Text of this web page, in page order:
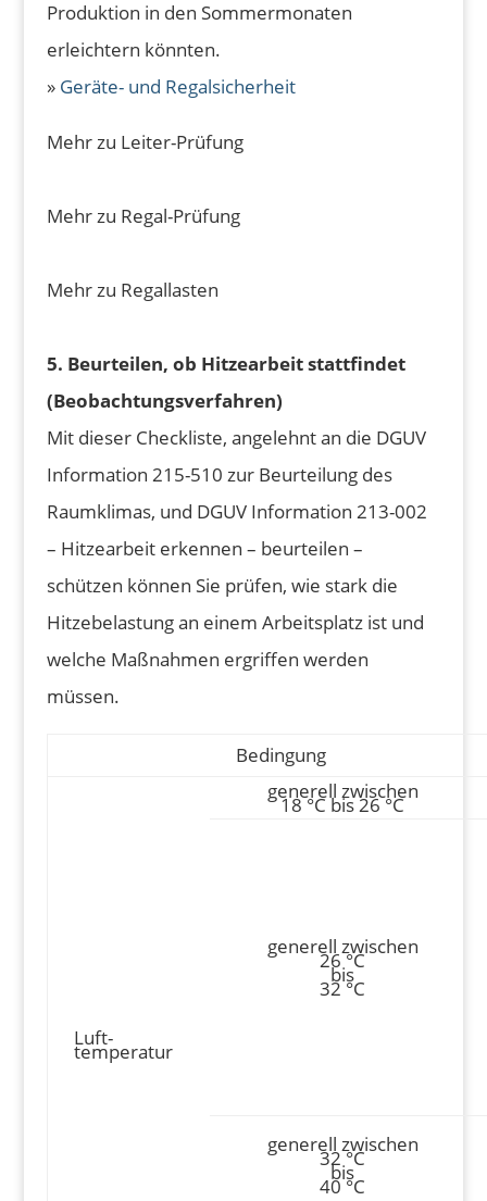
Produktion in den Sommermonaten
erleichtern könnten.
»Geräte- und Regalsicherheit
Mehr zu Leiter-Prüfung
Mehr zu Regal-Prüfung
Mehr zu Regallasten
5. Beurteilen, ob Hitzearbeit stattfindet
(Beobachtungsverfahren)
Mit dieser Checkliste, angelehnt an die DGUV
Information 215-510 zur Beurteilung des
Raumklimas, und DGUV Information 213-002
– Hitzearbeit erkennen – beurteilen –
schützen können Sie prüfen, wie stark die
Hitzebelastung an einem Arbeitsplatz ist und
welche Maßnahmen ergriffen werden
müssen.
Bedingung
Luft-
temperatur
generell zwischen
18 °C bis 26 °C
generell zwischen
26 °C
bis
32 °C
generell zwischen
32 °C
bis
40 °C